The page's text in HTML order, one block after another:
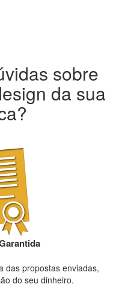
sobre
da sua
das propostas enviadas,
do seu dinheiro.